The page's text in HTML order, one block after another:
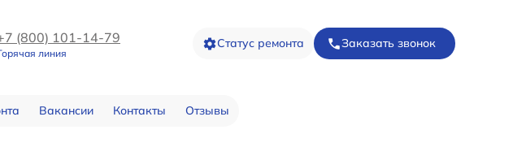
(800) 101-14-79
линия
Статус ремонта Заказать звонок
Вакансии Контакты Отзывы